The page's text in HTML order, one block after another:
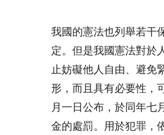
我國的憲法也列舉若干
定。但是我國憲法對於
止妨礙他人自由、避免
形，而且具有必要性，
月一日 公布，於同年七
金的處罰。用於犯罪，